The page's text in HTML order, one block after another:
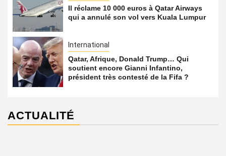
Il réclame 10 000 euros à Qatar Airways
qui a annulé son vol vers Kuala Lumpur
International
Qatar, Afrique, Donald Trump… Qui
soutient encore Gianni Infantino,
président très contesté de la Fifa ?
ACTUALITÉ